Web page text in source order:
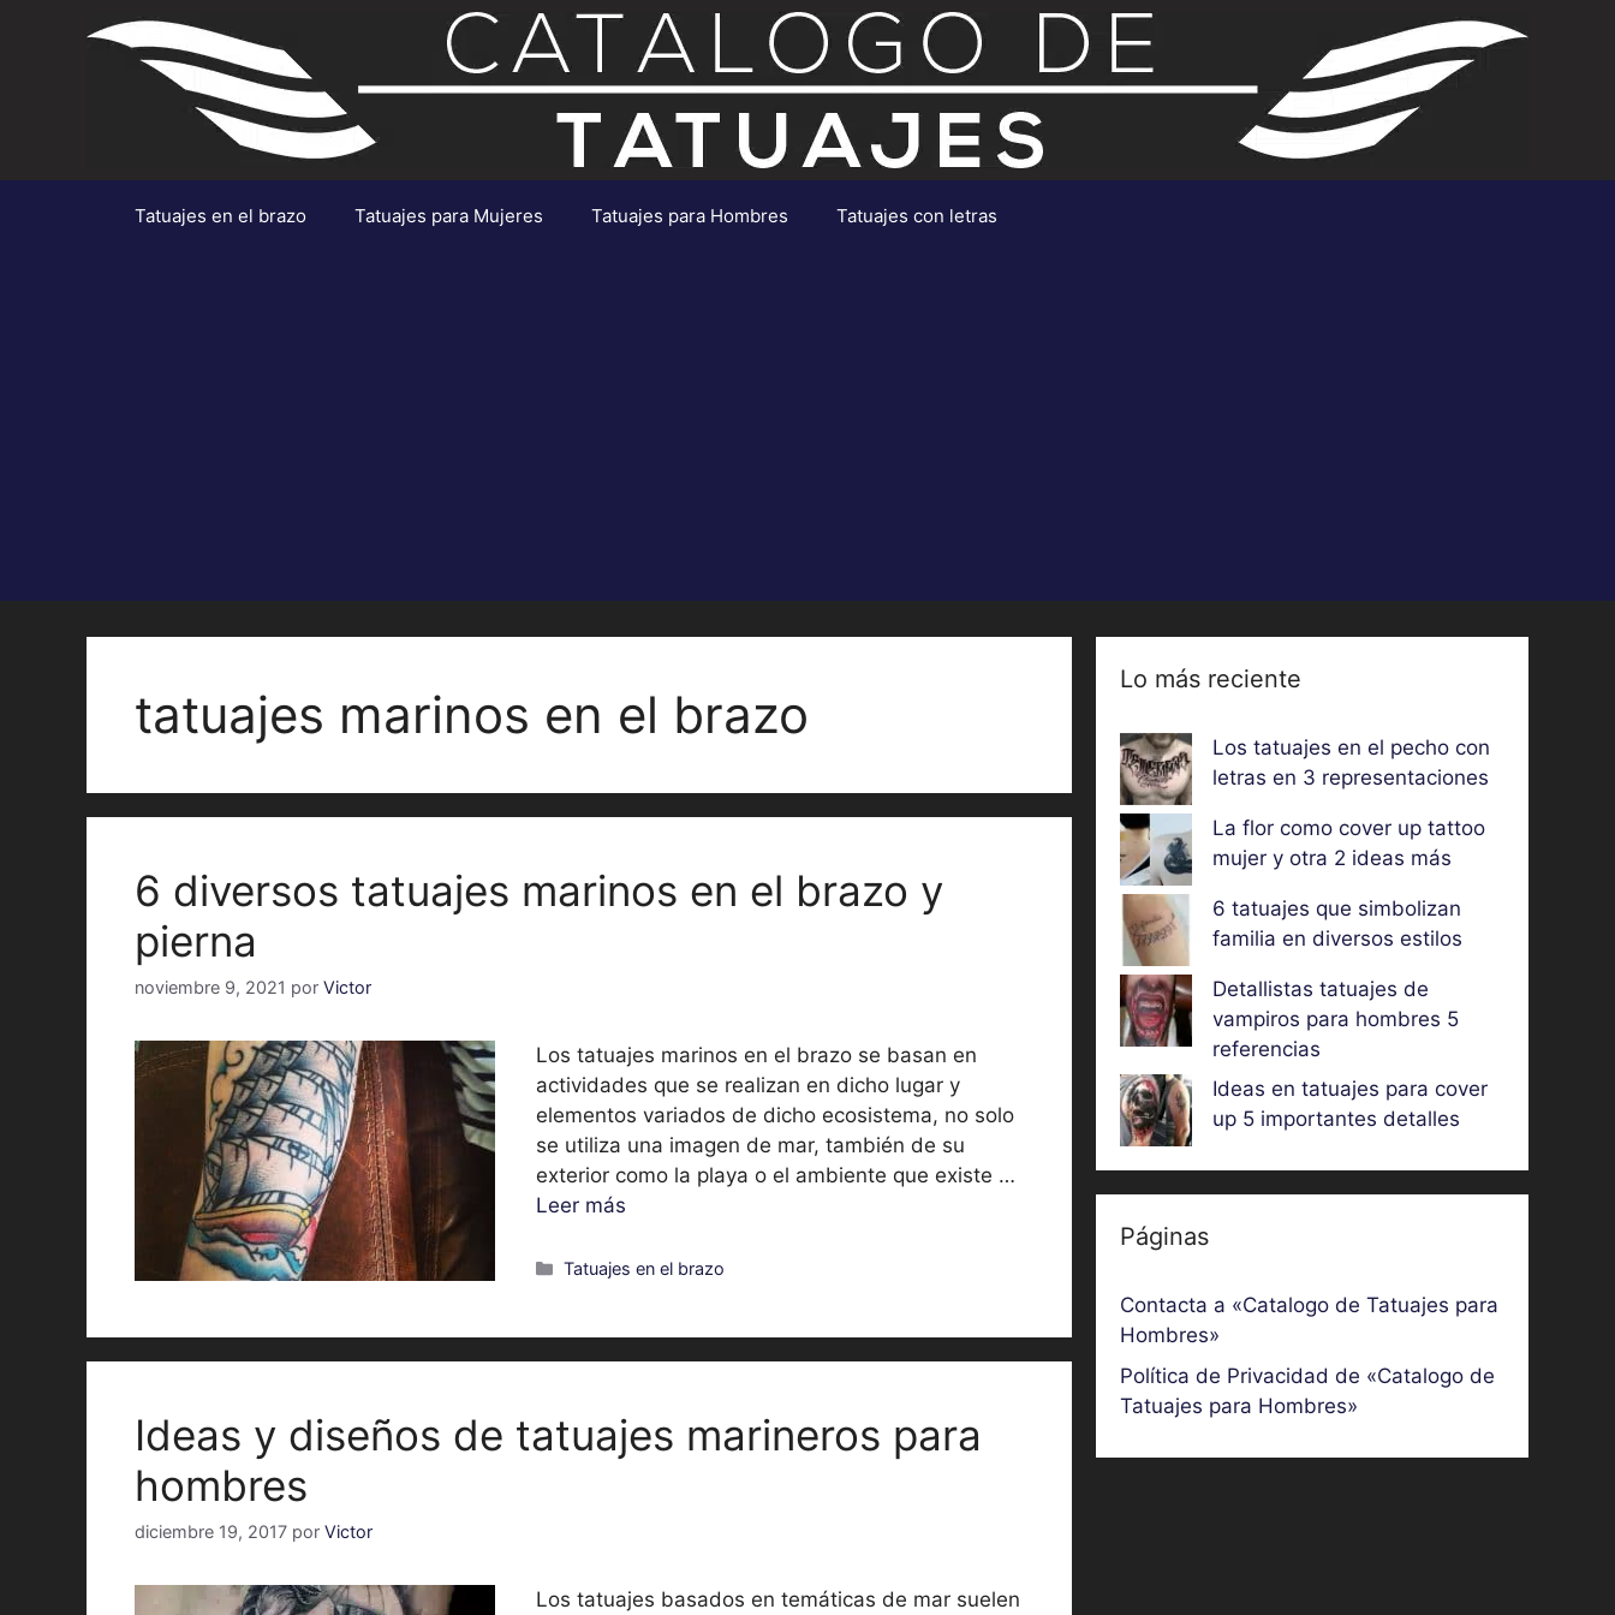
Tatuajes en el brazo Tatuajes para Mujeres Tatuajes para Hombres Tatuajes con letras
tatuajes marinos en el brazo
6 diversos tatuajes marinos en el brazo y
pierna
noviembre 9, 2021 por Victor
Los tatuajes marinos en el brazo se basan en
actividades que se realizan en dicho lugar y
elementos variados de dicho ecosistema, no solo
se utiliza una imagen de mar, también de su
exterior como la playa o el ambiente que existe …
Leer más
Categorías
Tatuajes en el brazo
Ideas y diseños de tatuajes marineros para
hombres
diciembre 19, 2017 por Victor
Los tatuajes basados en temáticas de mar suelen
Lo más reciente
Los tatuajes en el pecho con
letras en 3 representaciones
La flor como cover up tattoo
mujer y otra 2 ideas más
6 tatuajes que simbolizan
familia en diversos estilos
Detallistas tatuajes de
vampiros para hombres 5
referencias
Ideas en tatuajes para cover
up 5 importantes detalles
Páginas
Contacta a «Catalogo de Tatuajes para
Hombres»
Política de Privacidad de «Catalogo de
Tatuajes para Hombres»